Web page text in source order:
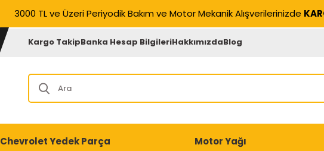
3000 TL ve Üzeri Periyodik Bakım ve Motor Mekanik Alışverilerinizde
Kargo TakipBanka Hesap BilgileriHakkımızdaBlog
Chevrolet Yedek Parça Motor Yağı